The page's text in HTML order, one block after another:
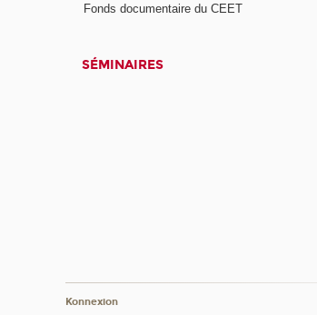
Fonds documentaire du CEET
SÉMINAIRES
Konnexion